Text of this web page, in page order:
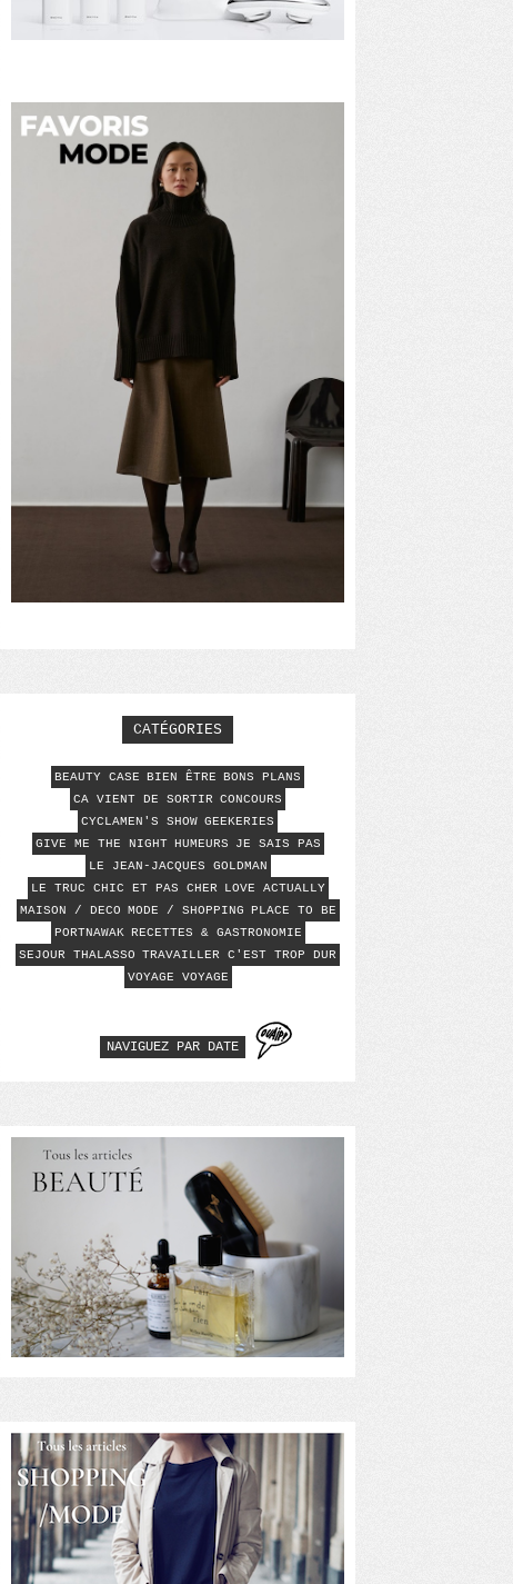
CATÉGORIES
BEAUTY CASE BIEN ÊTRE BONS PLANS
CA VIENT DE SORTIR CONCOURS
CYCLAMEN'S SHOW GEEKERIES
GIVE ME THE NIGHT HUMEURS
JE SAIS PAS
LE JEAN-JACQUES GOLDMAN
LE TRUC CHIC ET PAS CHER
LOVE ACTUALLY
MAISON / DECO MODE / SHOPPING PLACE TO BE
PORTNAWAK RECETTES & GASTRONOMIE
SEJOUR THALASSO TRAVAILLER C'EST TROP DUR
VOYAGE VOYAGE
NAVIGUEZ PAR DATE